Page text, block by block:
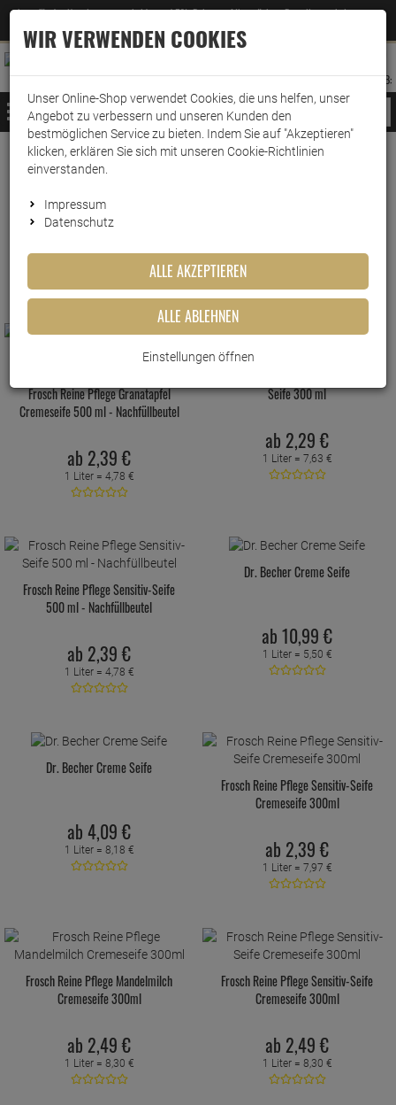
Jetzt für den Newsletter entscheiden und 5% Rabatt auf Ihre nächste Bestellung erhalten
–Zum Newsletter
ANMELDEN
AUFKLAPPEN
MERKZETTEL
WARENKORB:
MENÜ
www.wark24.de Drogerie Körperpflege Seife & Seifenspender
Seife & Seifenspender
Frosch Reine Pflege Granatapfel
Cremeseife 500 ml - Nachfüllbeutel
ab 2,39 €
1 Liter = 4,78 €
Seife 300 ml
ab 2,29 €
1 Liter = 7,63 €
Frosch Reine Pflege Sensitiv-Seife
500 ml - Nachfüllbeutel
ab 2,39 €
1 Liter = 4,78 €
Dr. Becher Creme Seife
ab 10,99 €
1 Liter = 5,50 €
Dr. Becher Creme Seife
ab 4,09 €
1 Liter = 8,18 €
Frosch Reine Pflege Sensitiv-Seife
Cremeseife 300ml
ab 2,39 €
1 Liter = 7,97 €
Frosch Reine Pflege Mandelmilch
Cremeseife 300ml
ab 2,49 €
1 Liter = 8,30 €
Frosch Reine Pflege Sensitiv-Seife
Cremeseife 300ml
ab 2,49 €
1 Liter = 8,30 €
WIR VERWENDEN COOKIES
Unser Online-Shop verwendet Cookies, die uns helfen, unser
Angebot zu verbessern und unseren Kunden den
bestmöglichen Service zu bieten. Indem Sie auf "Akzeptieren"
klicken, erklären Sie sich mit unseren Cookie-Richtlinien
einverstanden.
Impressum
Datenschutz
ALLE AKZEPTIEREN
ALLE ABLEHNEN
Einstellungen öffnen